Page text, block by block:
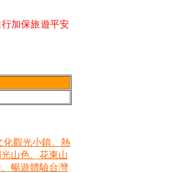
行加保旅遊平安
化觀光小鎮、熱
山色、花東山
暢遊體驗台灣